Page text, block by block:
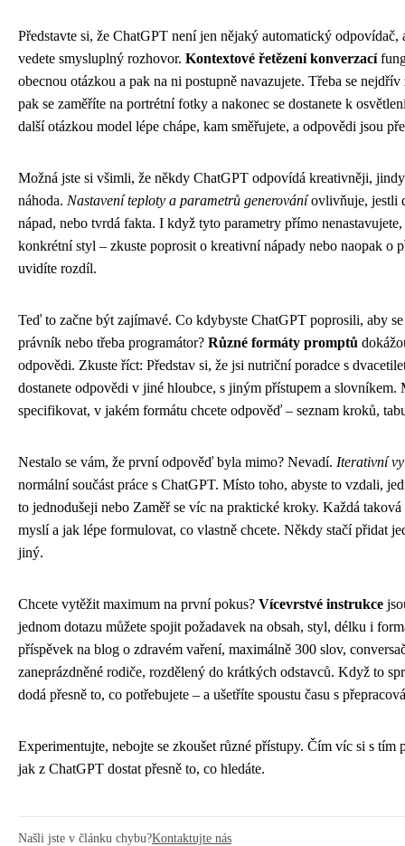
Představte si, že ChatGPT není jen nějaký automatický odpovídač,
vedete smysluplný rozhovor. Kontextové řetězení konverzací
obecnou otázkou a pak na ni postupně navazujete. Třeba se
pak se zaměříte na portrétní fotky a nakonec se dostanete k
další otázkou model lépe chápe, kam směřujete, a odpovědi jsou
Možná jste si všimli, že někdy ChatGPT odpovídá kreativněji, jindy
náhoda. Nastavení teploty a parametrů generováníovlivňuje, jestli
nápad, nebo tvrdá fakta. I když tyto parametry přímo
konkrétní styl – zkuste poprosit o kreativní nápady nebo naopak o
uvidíte rozdíl.
Teď to začne být zajímavé. Co kdybyste ChatGPT poprosili, aby
právník nebo třeba programátor? Různé formáty promptů
odpovědi. Zkuste říct: Představ si, že jsi nutriční poradce s
dostanete odpovědi v jiné hloubce, s jiným přístupem a slovníkem.
specifikovat, v jakém formátu chcete odpověď – seznam kroků,
Nestalo se vám, že první odpověď byla mimo? Nevadí. Iterativní
normální součást práce s ChatGPT. Místo toho, abyste to vzdali,
to jednodušeji nebo Zaměř se víc na praktické kroky. Každá
myslí a jak lépe formulovat, co vlastně chcete. Někdy stačí přidat
jiný.
Chcete vytěžit maximum na první pokus? Vícevrstvé instrukce
jednom dotazu můžete spojit požadavek na obsah, styl, délku i
příspěvek na blog o zdravém vaření, maximálně 300 slov,
zaneprázdněné rodiče, rozdělený do krátkých odstavců. Když to
dodá přesně to, co potřebujete – a ušetříte spoustu času s
Experimentujte, nebojte se zkoušet různé přístupy. Čím víc si s tím
jak z ChatGPT dostat přesně to, co hledáte.
Našli jste v článku chybu?Kontaktujte nás